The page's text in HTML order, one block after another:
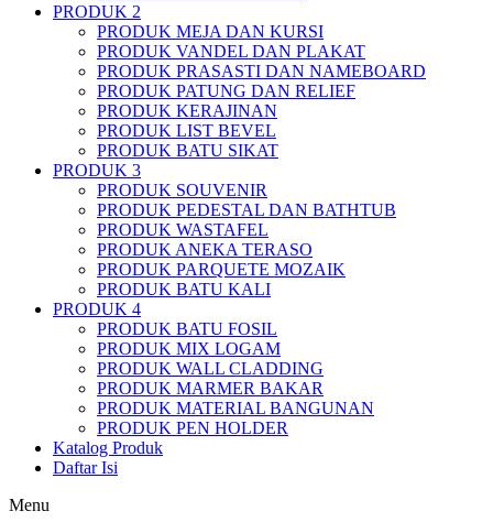
PRODUK 2
PRODUK MEJA DAN KURSI
PRODUK VANDEL DAN PLAKAT
PRODUK PRASASTI DAN NAMEBOARD
PRODUK PATUNG DAN RELIEF
PRODUK KERAJINAN
PRODUK LIST BEVEL
PRODUK BATU SIKAT
PRODUK 3
PRODUK SOUVENIR
PRODUK PEDESTAL DAN BATHTUB
PRODUK WASTAFEL
PRODUK ANEKA TERASO
PRODUK PARQUETE MOZAIK
PRODUK BATU KALI
PRODUK 4
PRODUK BATU FOSIL
PRODUK MIX LOGAM
PRODUK WALL CLADDING
PRODUK MARMER BAKAR
PRODUK MATERIAL BANGUNAN
PRODUK PEN HOLDER
Katalog Produk
Daftar Isi
Menu